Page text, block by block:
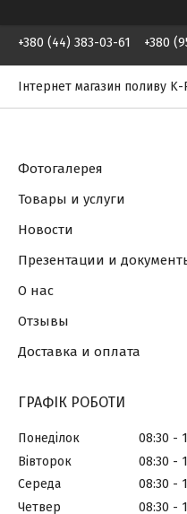
+380 (44) 383-03-61 +380
Інтернет магазин поливу K-
Фотогалерея
Товары и услуги
Новости
Презентации и
О нас
Отзывы
Доставка и оплата
ГРАФІК РОБОТИ
Понеділок 08:30
Вівторок
08:30
Середа
08:30
Четвер
08:30